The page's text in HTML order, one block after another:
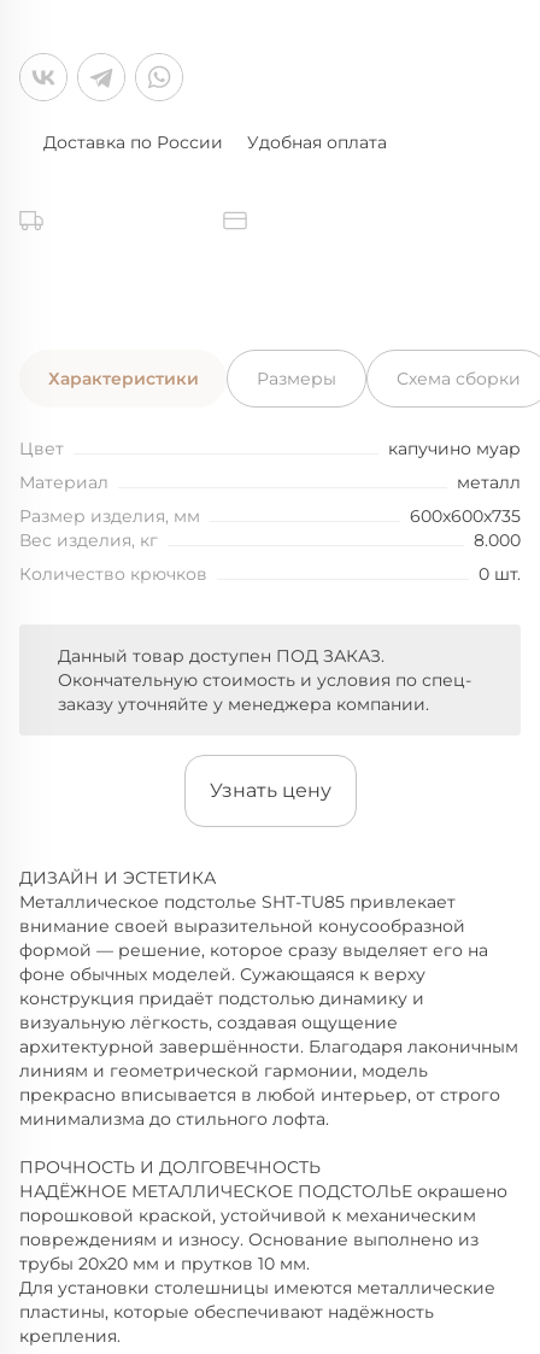
Доставка по России Удобная оплата
Характеристики Размеры Схема сборки
Цвет
капучино муар
Материал
металл
Размер изделия, мм
600x600x735
Вес изделия, кг
8.000
Количество крючков
0 шт.
Данный товар доступен ПОД ЗАКАЗ.
Окончательную стоимость и условия по спец-
заказу уточняйте у менеджера компании.
Узнать цену
ДИЗАЙН И ЭСТЕТИКА
Металлическое подстолье SHT-TU85 привлекает
внимание своей выразительной конусообразной
формой — решение, которое сразу выделяет его на
фоне обычных моделей. Сужающаяся к верху
конструкция придаёт подстолью динамику и
визуальную лёгкость, создавая ощущение
архитектурной завершённости. Благодаря лаконичным
линиям и геометрической гармонии, модель
прекрасно вписывается в любой интерьер, от строго
минимализма до стильного лофта.
ПРОЧНОСТЬ И ДОЛГОВЕЧНОСТЬ
НАДЁЖНОЕ МЕТАЛЛИЧЕСКОЕ ПОДСТОЛЬЕ окрашено
порошковой краской, устойчивой к механическим
повреждениям и износу. Основание выполнено из
трубы 20х20 мм и прутков 10 мм.
Для установки столешницы имеются металлические
пластины, которые обеспечивают надёжность
крепления.